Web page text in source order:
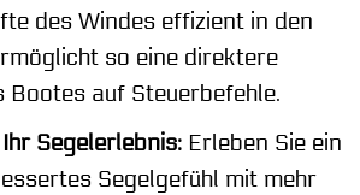
des Windes effizient in den
so eine direktere
Bootes auf Steuerbefehle.
Segelerlebnis:Erleben Sie ein
Segelgefühl mit mehr